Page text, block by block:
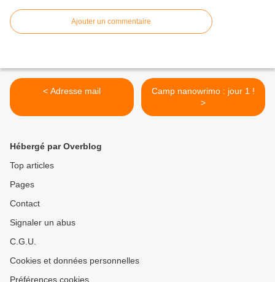
Ajouter un commentaire
< Adresse mail
Camp nanowrimo : jour 1 !
>
Hébergé par Overblog
Top articles
Pages
Contact
Signaler un abus
C.G.U.
Cookies et données personnelles
Préférences cookies